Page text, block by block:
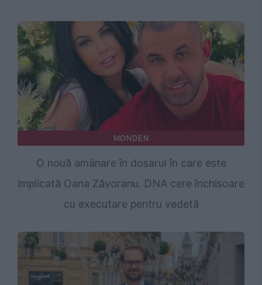
MONDEN
O nouă amânare în dosarul în care este
implicată Oana Zăvoranu. DNA cere închisoare
cu executare pentru vedetă